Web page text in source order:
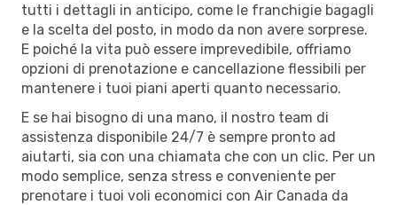
tutti i dettagli in anticipo, come le franchigie bagagli
e la scelta del posto, in modo da non avere sorprese.
E poiché la vita può essere imprevedibile, offriamo
opzioni di prenotazione e cancellazione flessibili per
mantenere i tuoi piani aperti quanto necessario.
E se hai bisogno di una mano, il nostro team di
assistenza disponibile 24/7 è sempre pronto ad
aiutarti, sia con una chiamata che con un clic. Per un
modo semplice, senza stress e conveniente per
prenotare i tuoi voli economici con Air Canada da